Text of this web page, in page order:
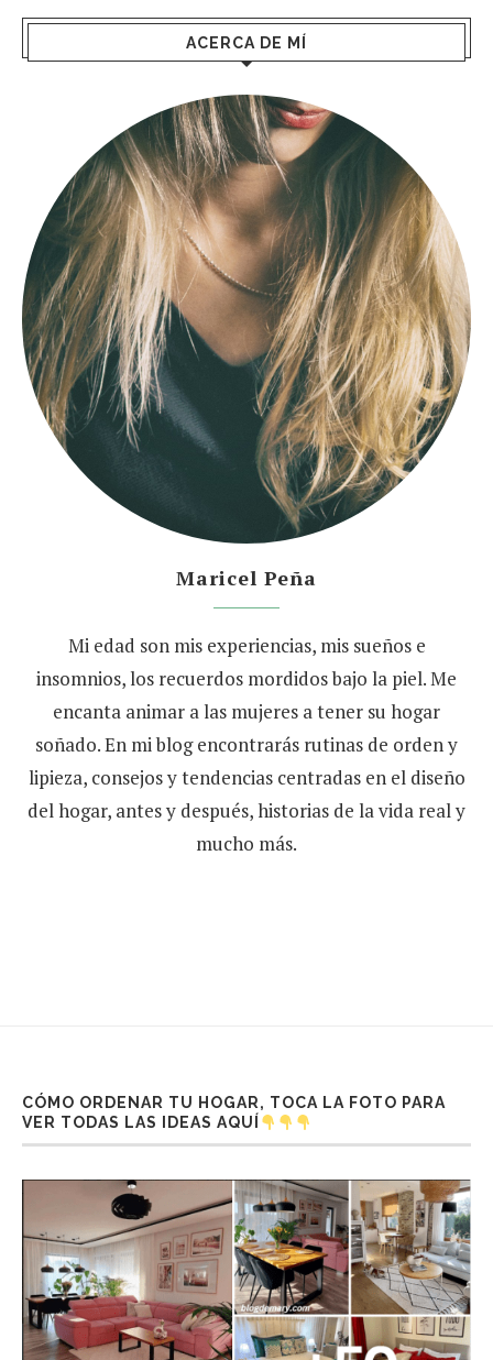
ACERCA DE MÍ
Maricel Peña
Mi edad son mis experiencias, mis sueños e
insomnios, los recuerdos mordidos bajo la piel. Me
encanta animar a las mujeres a tener su hogar
soñado. En mi blog encontrarás rutinas de orden y
lipieza, consejos y tendencias centradas en el diseño
del hogar, antes y después, historias de la vida real y
mucho más.
CÓMO ORDENAR TU HOGAR, TOCA LA FOTO PARA
VER TODAS LAS IDEAS AQUÍ